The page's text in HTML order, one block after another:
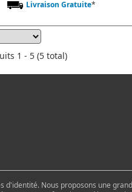
Livraison Gratuite*
1 - 5 (5 total)
d'identité. Nous proposons une